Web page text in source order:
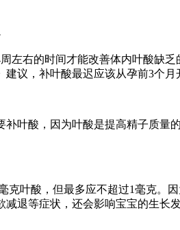
左右的时间才能改善体内叶酸缺
议，补叶酸最迟应该从孕前3个
叶酸，因为叶酸是提高精子质
克叶酸，但最多应不超过1毫克。
退等症状，还会影响宝宝的生长发